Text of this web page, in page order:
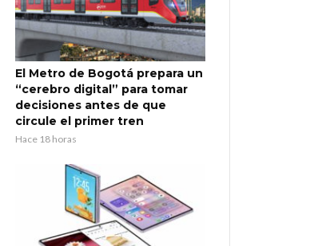
El Metro de Bogotá prepara un
“cerebro digital” para tomar
decisiones antes de que
circule el primer tren
Hace 18 horas